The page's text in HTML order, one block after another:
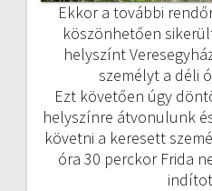
Ekkor a további
köszönhetően
helyszínt
személyt a déli
Ezt követően úgy
helyszínre átvonulunk
követni a keresett
óra 30 perckor Frida